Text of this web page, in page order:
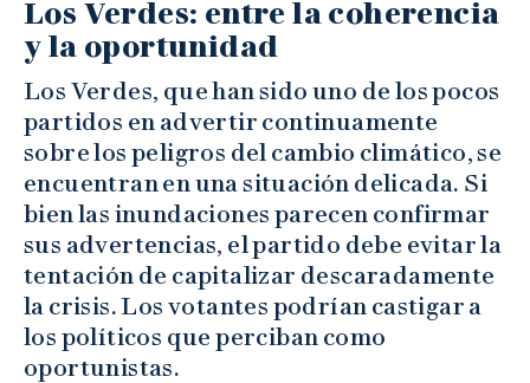
Los Verdes: entre la coherencia
y la oportunidad
Los Verdes, que han sido uno de los pocos
partidos en advertir continuamente
sobre los peligros del cambio climático, se
encuentran en una situación delicada. Si
bien las inundaciones parecen confirmar
sus advertencias, el partido debe evitar la
tentación de capitalizar descaradamente
la crisis. Los votantes podrían castigar a
los políticos que perciban como
oportunistas.